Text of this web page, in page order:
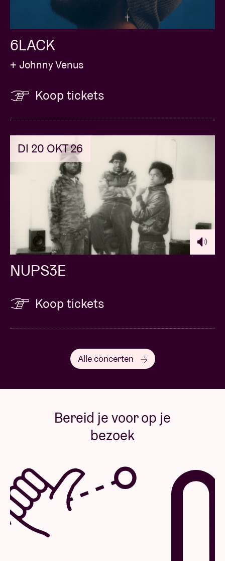
mee eens. De muur wordt een symbool van racisme
en haat voor Buggin' Out en andere mensen in de
buurt en de spanningen lopen op.
6LACK
+ Johnny Venus
Koop tickets
DI 20 OKT 26
NUPS3E
Koop tickets
Alle concerten
Bereid je voor op je
bezoek